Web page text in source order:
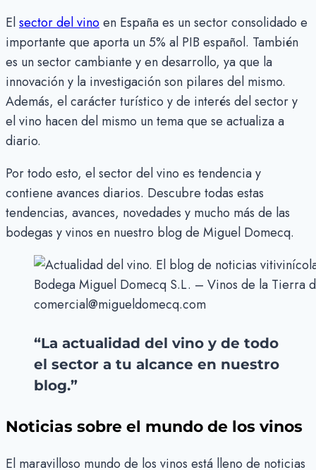
Elsector del vinoen España es un sector consolidado e
importante que aporta un 5% al PIB español. También
es un sector cambiante y en desarrollo, ya que la
innovación y la investigación son pilares del mismo.
Además, el carácter turístico y de interés del sector y
el vino hacen del mismo un tema que se actualiza a
diario.
Por todo esto, el sector del vino es tendencia y
contiene avances diarios. Descubre todas estas
tendencias, avances, novedades y mucho más de las
bodegas y vinos en nuestro blog de Miguel Domecq.
Bodega Miguel Domecq S.L. – Vinos de la Tierra
comercial@migueldomecq.com
“La actualidad del vino y de todo
el sector a tu alcance en nuestro
blog.”
Noticias sobre el mundo de los vinos
El maravilloso mundo de los vinos está lleno de noticias